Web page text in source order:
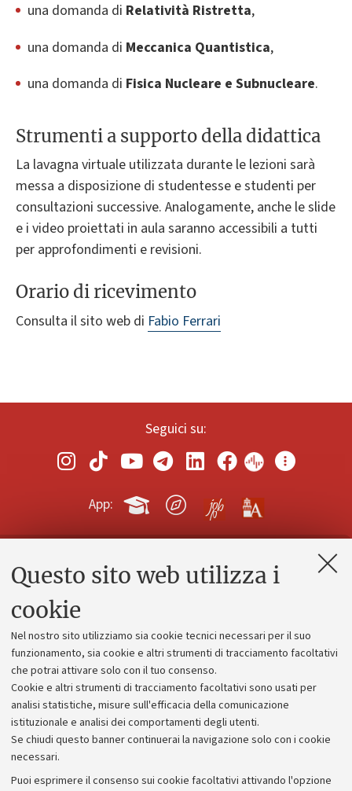
Questo sito web utilizza i
cookie
Nel nostro sito utilizziamo sia cookie tecnici necessari per il suo
funzionamento, sia cookie e altri strumenti di tracciamento facoltativi
che potrai attivare solo con il tuo consenso.
Cookie e altri strumenti di tracciamento facoltativi sono usati per
analisi statistiche, misure sull'efficacia della comunicazione
istituzionale e analisi dei comportamenti degli utenti.
Se chiudi questo banner continuerai la navigazione solo con i cookie
necessari.
Puoi esprimere il consenso sui cookie facoltativi attivando l'opzione
una domanda di Relatività Ristretta,
una domanda di Meccanica Quantistica,
una domanda di Fisica Nucleare e Subnucleare.
Strumenti a supporto della didattica
La lavagna virtuale utilizzata durante le lezioni sarà
messa a disposizione di studentesse e studenti per
consultazioni successive. Analogamente, anche le slide
e i video proiettati in aula saranno accessibili a tutti
per approfondimenti e revisioni.
Orario di ricevimento
Consulta il sito web di Fabio Ferrari
Seguici su:
App:
Contatti e PEC
Alumni community
Piano strategico
Bilanci
Donazioni e 5x1000
Bandi, gare e concorsi